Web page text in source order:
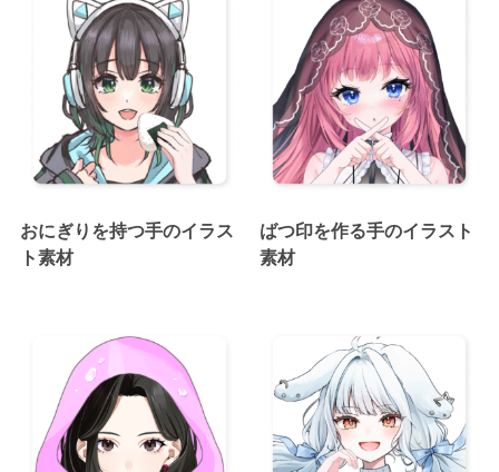
おにぎりを持つ手のイラス
ト素材
ばつ印を作る手のイラスト
素材